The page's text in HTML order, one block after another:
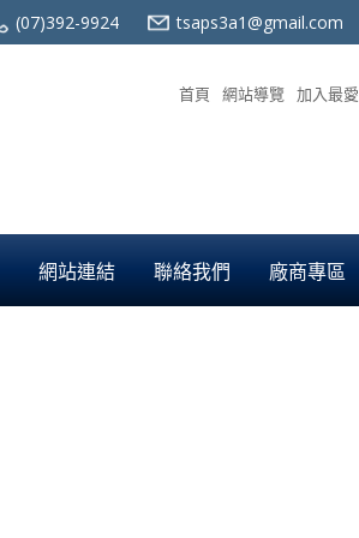
(07)392-9924 tsaps3a1@gmail.com
首頁 網站導覽 加入最愛
網站連結 聯絡我們 廠商專區